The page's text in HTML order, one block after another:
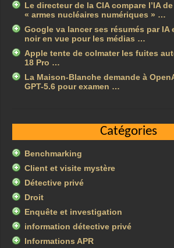
Le directeur de la CIA compare l’IA
« armes nucléaires numériques » …
Google va lancer ses résumés par IA
noir en vue pour les médias …
Apple tente de colmater les fuites
18 Pro …
La Maison-Blanche demande à
GPT-5.6 pour examen …
Catégories
Benchmarking
Client et visite mystère
Détective privé
Droit
Enquête et investigation
information détective privé
Informations APR